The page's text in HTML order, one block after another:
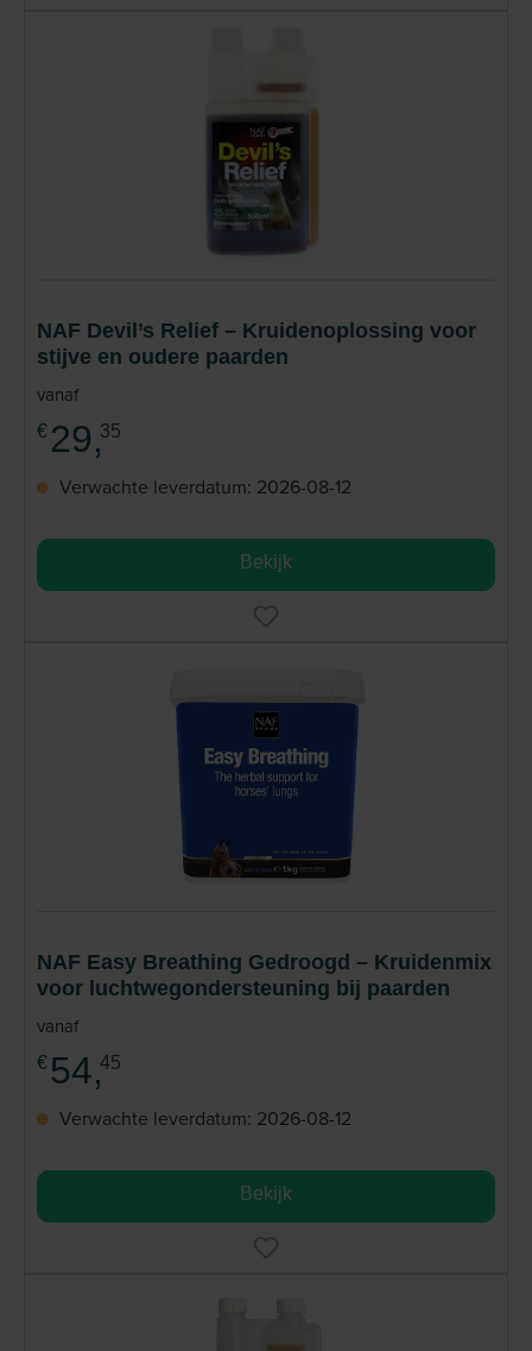
NAF Devil’s Relief – Kruidenoplossing voor
stijve en oudere paarden
vanaf
€ 29,35
Verwachte leverdatum: 2026-08-12
Bekijk
NAF Easy Breathing Gedroogd – Kruidenmix
voor luchtwegondersteuning bij paarden
vanaf
€ 54,45
Verwachte leverdatum: 2026-08-12
Bekijk